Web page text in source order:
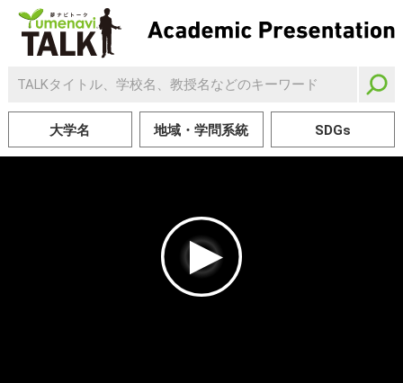
大学名 地域・学問系統 SDGs